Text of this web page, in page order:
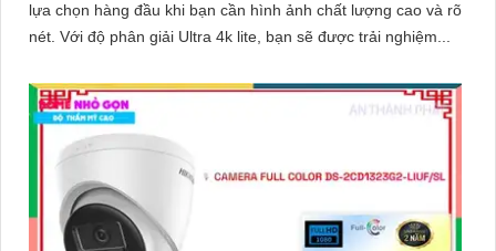
lựa chọn hàng đầu khi bạn cần hình ảnh chất lượng cao và rõ
nét. Với độ phân giải Ultra 4k lite, bạn sẽ được trải nghiệm...